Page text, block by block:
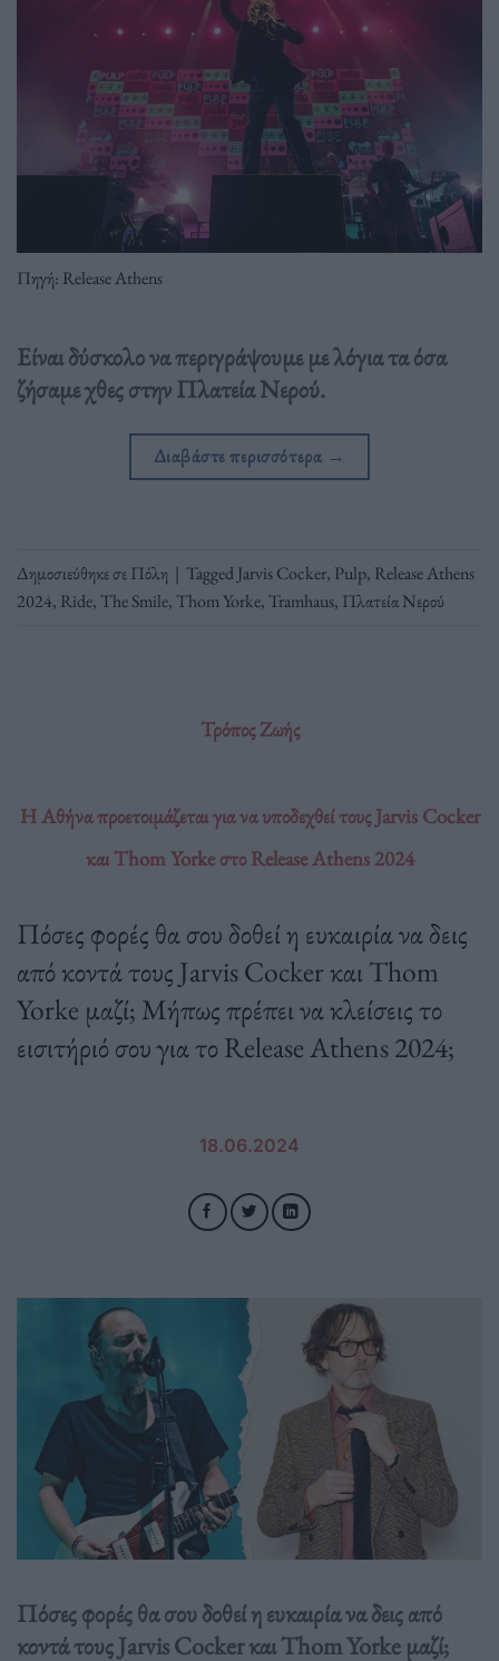
Πηγή: Release Athens
Είναι δύσκολο να περιγράψουμε με λόγια τα όσα
ζήσαμε χθες στην Πλατεία Νερού.
Διαβάστε περισσότερα →
Δημοσιεύθηκε σεΠόλη | TaggedJarvis Cocker, Pulp, Release Athens
2024, Ride, The Smile, Thom Yorke, Tramhaus, Πλατεία Νερού
Τρόπος Ζωής
Η Αθήνα προετοιμάζεται για να υποδεχθεί τους Jarvis Cocker
και Thom Yorke στο Release Athens 2024
Πόσες φορές θα σου δοθεί η ευκαιρία να δεις
από κοντά τους Jarvis Cocker και Thom
Yorke μαζί; Μήπως πρέπει να κλείσεις το
εισιτήριό σου για το Release Athens 2024;
18.06.2024
Πόσες φορές θα σου δοθεί η ευκαιρία να δεις από
κοντά τους Jarvis Cocker και Thom Yorke μαζί;